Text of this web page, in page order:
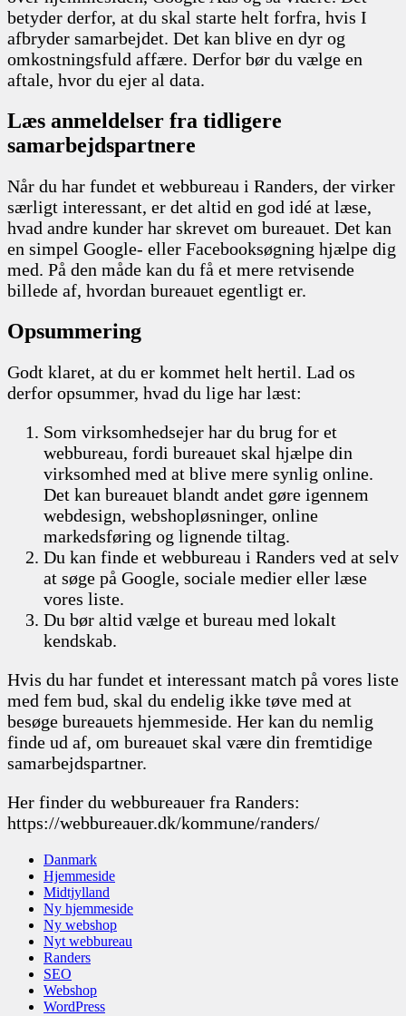
betyder derfor, at du skal starte helt forfra, hvis I
afbryder samarbejdet. Det kan blive en dyr og
omkostningsfuld affære. Derfor bør du vælge en
aftale, hvor du ejer al data.
Læs anmeldelser fra tidligere
samarbejdspartnere
Når du har fundet et webbureau i Randers, der virker
særligt interessant, er det altid en god idé at læse,
hvad andre kunder har skrevet om bureauet. Det kan
en simpel Google- eller Facebooksøgning hjælpe dig
med. På den måde kan du få et mere retvisende
billede af, hvordan bureauet egentligt er.
Opsummering
Godt klaret, at du er kommet helt hertil. Lad os
derfor opsummer, hvad du lige har læst:
Som virksomhedsejer har du brug for et
webbureau, fordi bureauet skal hjælpe din
virksomhed med at blive mere synlig online.
Det kan bureauet blandt andet gøre igennem
webdesign, webshopløsninger, online
markedsføring og lignende tiltag.
Du kan finde et webbureau i Randers ved at selv
at søge på Google, sociale medier eller læse
vores liste.
Du bør altid vælge et bureau med lokalt
kendskab.
Hvis du har fundet et interessant match på vores liste
med fem bud, skal du endelig ikke tøve med at
besøge bureauets hjemmeside. Her kan du nemlig
finde ud af, om bureauet skal være din fremtidige
samarbejdspartner.
Her finder du webbureauer fra Randers:
https://webbureauer.dk/kommune/randers/
Danmark
Hjemmeside
Midtjylland
Ny hjemmeside
Ny webshop
Nyt webbureau
Randers
SEO
Webshop
WordPress